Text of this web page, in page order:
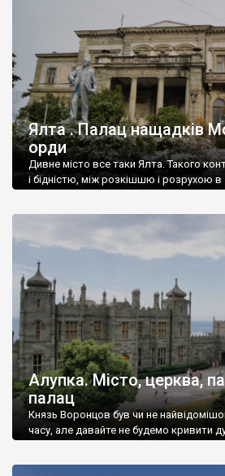
Ялта . Палац нащадків
орди
Дивне місто все таки Ялта. Такого
і бідністю, між розкішшю і розрухою в
Алупка. Місто, церква,
палац
Князь Воронцов був чи не
часу, але давайте не будемо кривити